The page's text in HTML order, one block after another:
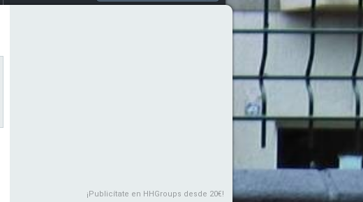
¡Publicítate en HHGroups desde 20€!